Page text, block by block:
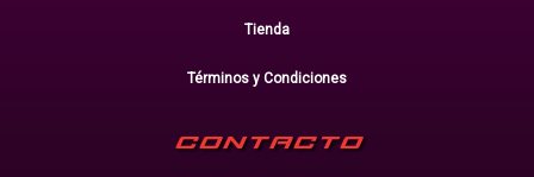
Tienda
Términos y Condiciones
CONTACTO